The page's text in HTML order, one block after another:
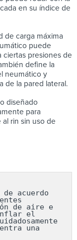
en su índice de
de carga máxima
puede
ciertas presiones de
define la
neumático y
de la pared lateral.
diseñado
para
al rin sin uso de
acuerdo
de aire e
inflar el
una